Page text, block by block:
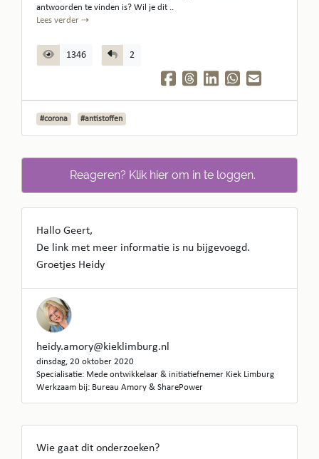
antwoorden te vinden is? Wil je dit ..
Lees verder ⇢
1346 2
#corona #antistoffen
Reageren? Klik hier om in te loggen.
Hallo Geert,
De link met meer informatie is nu bijgevoegd.
Groetjes Heidy
heidy.amory@kieklimburg.nl
dinsdag, 20 oktober 2020
Specialisatie: Mede ontwikkelaar & initiatiefnemer Kiek Limburg
Werkzaam bij: Bureau Amory & SharePower
Wie gaat dit onderzoeken?